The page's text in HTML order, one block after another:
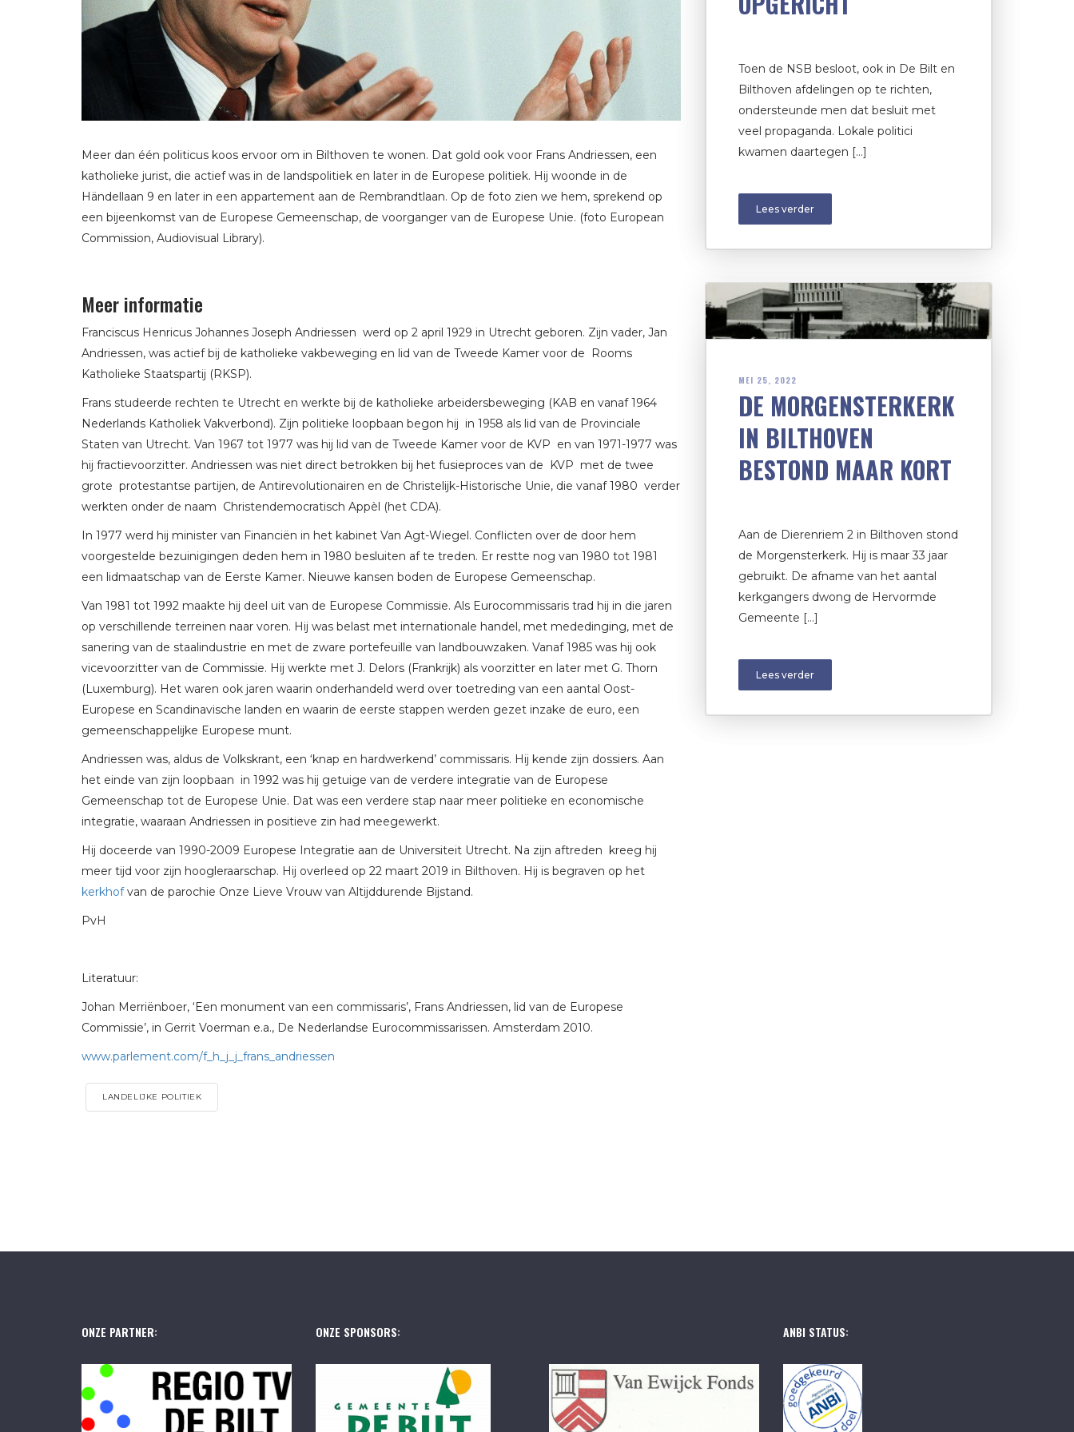
Meer dan één politicus koos ervoor om in Bilthoven te wonen. Dat gold ook voor Frans Andriessen, een
katholieke jurist, die actief was in de landspolitiek en later in de Europese politiek. Hij woonde in de
Händellaan 9 en later in een appartement aan de Rembrandtlaan. Op de foto zien we hem, sprekend op
een bijeenkomst van de Europese Gemeenschap, de voorganger van de Europese Unie. (foto European
Commission, Audiovisual Library).
Meer informatie
Franciscus Henricus Johannes Joseph Andriessen werd op 2 april 1929 in Utrecht geboren. Zijn vader, Jan
Andriessen, was actief bij de katholieke vakbeweging en lid van de Tweede Kamer voor de Rooms
Katholieke Staatspartij (RKSP).
Frans studeerde rechten te Utrecht en werkte bij de katholieke arbeidersbeweging (KAB en vanaf 1964
Nederlands Katholiek Vakverbond). Zijn politieke loopbaan begon hij in 1958 als lid van de Provinciale
Staten van Utrecht. Van 1967 tot 1977 was hij lid van de Tweede Kamer voor de KVP en van 1971-1977 was
hij fractievoorzitter. Andriessen was niet direct betrokken bij het fusieproces van de KVP met de twee
grote protestantse partijen, de Antirevolutionairen en de Christelijk-Historische Unie, die vanaf 1980 verder
werkten onder de naam Christendemocratisch Appèl (het CDA).
In 1977 werd hij minister van Financiën in het kabinet Van Agt-Wiegel. Conflicten over de door hem
voorgestelde bezuinigingen deden hem in 1980 besluiten af te treden. Er restte nog van 1980 tot 1981
een lidmaatschap van de Eerste Kamer. Nieuwe kansen boden de Europese Gemeenschap.
Van 1981 tot 1992 maakte hij deel uit van de Europese Commissie. Als Eurocommissaris trad hij in die jaren
op verschillende terreinen naar voren. Hij was belast met internationale handel, met mededinging, met de
sanering van de staalindustrie en met de zware portefeuille van landbouwzaken. Vanaf 1985 was hij ook
vicevoorzitter van de Commissie. Hij werkte met J. Delors (Frankrijk) als voorzitter en later met G. Thorn
(Luxemburg). Het waren ook jaren waarin onderhandeld werd over toetreding van een aantal Oost-
Europese en Scandinavische landen en waarin de eerste stappen werden gezet inzake de euro, een
gemeenschappelijke Europese munt.
Andriessen was, aldus de Volkskrant, een ‘knap en hardwerkend’ commissaris. Hij kende zijn dossiers. Aan
het einde van zijn loopbaan in 1992 was hij getuige van de verdere integratie van de Europese
Gemeenschap tot de Europese Unie. Dat was een verdere stap naar meer politieke en economische
integratie, waaraan Andriessen in positieve zin had meegewerkt.
Hij doceerde van 1990-2009 Europese Integratie aan de Universiteit Utrecht. Na zijn aftreden kreeg hij
meer tijd voor zijn hoogleraarschap. Hij overleed op 22 maart 2019 in Bilthoven. Hij is begraven op het
kerkhofvan de parochie Onze Lieve Vrouw van Altijddurende Bijstand.
PvH
Literatuur:
Johan Merriënboer, ‘Een monument van een commissaris’, Frans Andriessen, lid van de Europese
Commissie’, in Gerrit Voerman e.a., De Nederlandse Eurocommissarissen. Amsterdam 2010.
www.parlement.com/f_h_j_j_frans_andriessen
LANDELIJKE POLITIEK
Toen de NSB besloot, ook in De Bilt en
Bilthoven afdelingen op te richten,
ondersteunde men dat besluit met
veel propaganda. Lokale politici
kwamen daartegen […]
Lees verder
MEI 25, 2022
DE MORGENSTERKERK
IN BILTHOVEN
BESTOND MAAR KORT
Aan de Dierenriem 2 in Bilthoven stond
de Morgensterkerk. Hij is maar 33 jaar
gebruikt. De afname van het aantal
kerkgangers dwong de Hervormde
Gemeente […]
Lees verder
ONZE PARTNER: ONZE SPONSORS: ANBI STATUS: